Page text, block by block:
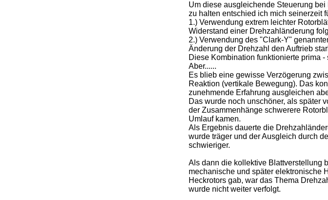
Um diese ausgleichende Steuerung
zu halten entschied ich mich seinerzeit
1.) Verwendung extrem leichter
Widerstand einer Drehzahländerung
2.) Verwendung des "Clark-Y"
Änderung der Drehzahl den Auftrieb
Diese Kombination funktionierte prima -
Aber......
Es blieb eine gewisse Verzögerung
Reaktion (vertikale Bewegung). Das
zunehmende Erfahrung ausgleichen
Das wurde noch unschöner, als später
der Zusammenhänge schwerere
Umlauf kamen.
Als Ergebnis dauerte die
wurde träger und der Ausgleich durch
schwieriger.
Als dann die kollektive Blattverstellung
mechanische und später elektronische
Heckrotors gab, war das Thema
wurde nicht weiter verfolgt.